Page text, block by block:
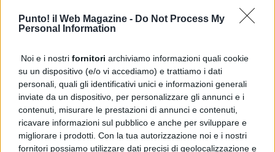
Punto! il Web Magazine - Do Not Process My
Personal Information
Noi e i nostri fornitori archiviamo informazioni quali cookie
su un dispositivo (e/o vi accediamo) e trattiamo i dati
personali, quali gli identificativi unici e informazioni generali
inviate da un dispositivo, per personalizzare gli annunci e i
contenuti, misurare le prestazioni di annunci e contenuti,
ricavare informazioni sul pubblico e anche per sviluppare e
migliorare i prodotti. Con la tua autorizzazione noi e i nostri
fornitori possiamo utilizzare dati precisi di geolocalizzazione e
Amalfi
Angri
Addio a Francesco Guccini, il poeta della musica
italiana si è spento